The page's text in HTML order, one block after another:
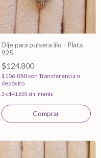
Dije para pulsera lilo - Plata
925
$124.800
$106.080 con Transferencia o
depósito
3 x $41.600 sin interés